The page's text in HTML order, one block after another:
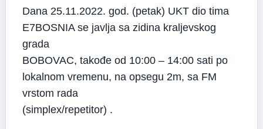
Dana 25.11.2022. god. (petak) UKT dio tima
E7BOSNIA se javlja sa zidina kraljevskog
grada
BOBOVAC, takođe od 10:00 – 14:00 sati po
lokalnom vremenu, na opsegu 2m, sa FM
vrstom rada
(simplex/repetitor) .